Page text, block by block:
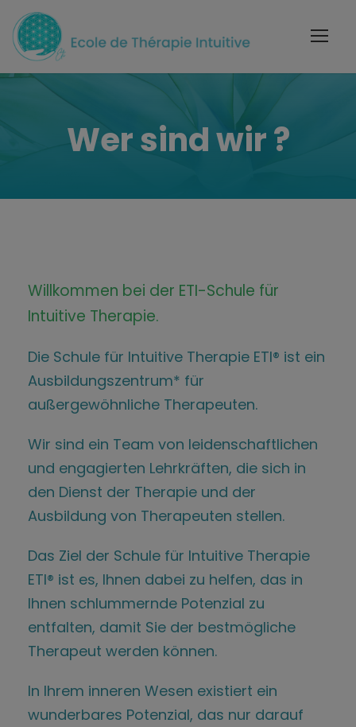
Wer sind wir ?
Willkommen bei der ETI-Schule für
Intuitive Therapie.
Die Schule für Intuitive Therapie ETI® ist ein
Ausbildungszentrum* für
außergewöhnliche Therapeuten.
Wir sind ein Team von leidenschaftlichen
und engagierten Lehrkräften, die sich in
den Dienst der Therapie und der
Ausbildung von Therapeuten stellen.
Das Ziel der Schule für Intuitive Therapie
ETI® ist es, Ihnen dabei zu helfen, das in
Ihnen schlummernde Potenzial zu
entfalten, damit Sie der bestmögliche
Therapeut werden können.
In Ihrem inneren Wesen existiert ein
wunderbares Potenzial, das nur darauf